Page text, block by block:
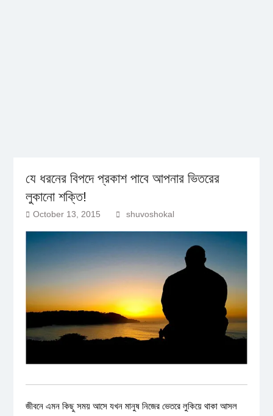
যে ধরনের বিপদে প্রকাশ পাবে আপনার ভিতরের
লুকানো শক্তি!
October 13, 2015 shuvoshokal
জীবনে এমন কিছু সময় আসে যখন মানুষ নিজের ভেতরে লুকিয়ে থাকা আসল